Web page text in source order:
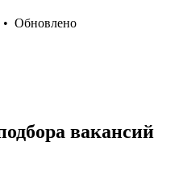
• Обновлено
вакансий